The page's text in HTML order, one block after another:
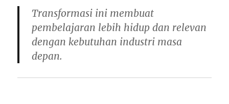
Transformasi ini membuat
pembelajaran lebih hidup dan relevan
dengan kebutuhan industri masa
depan.